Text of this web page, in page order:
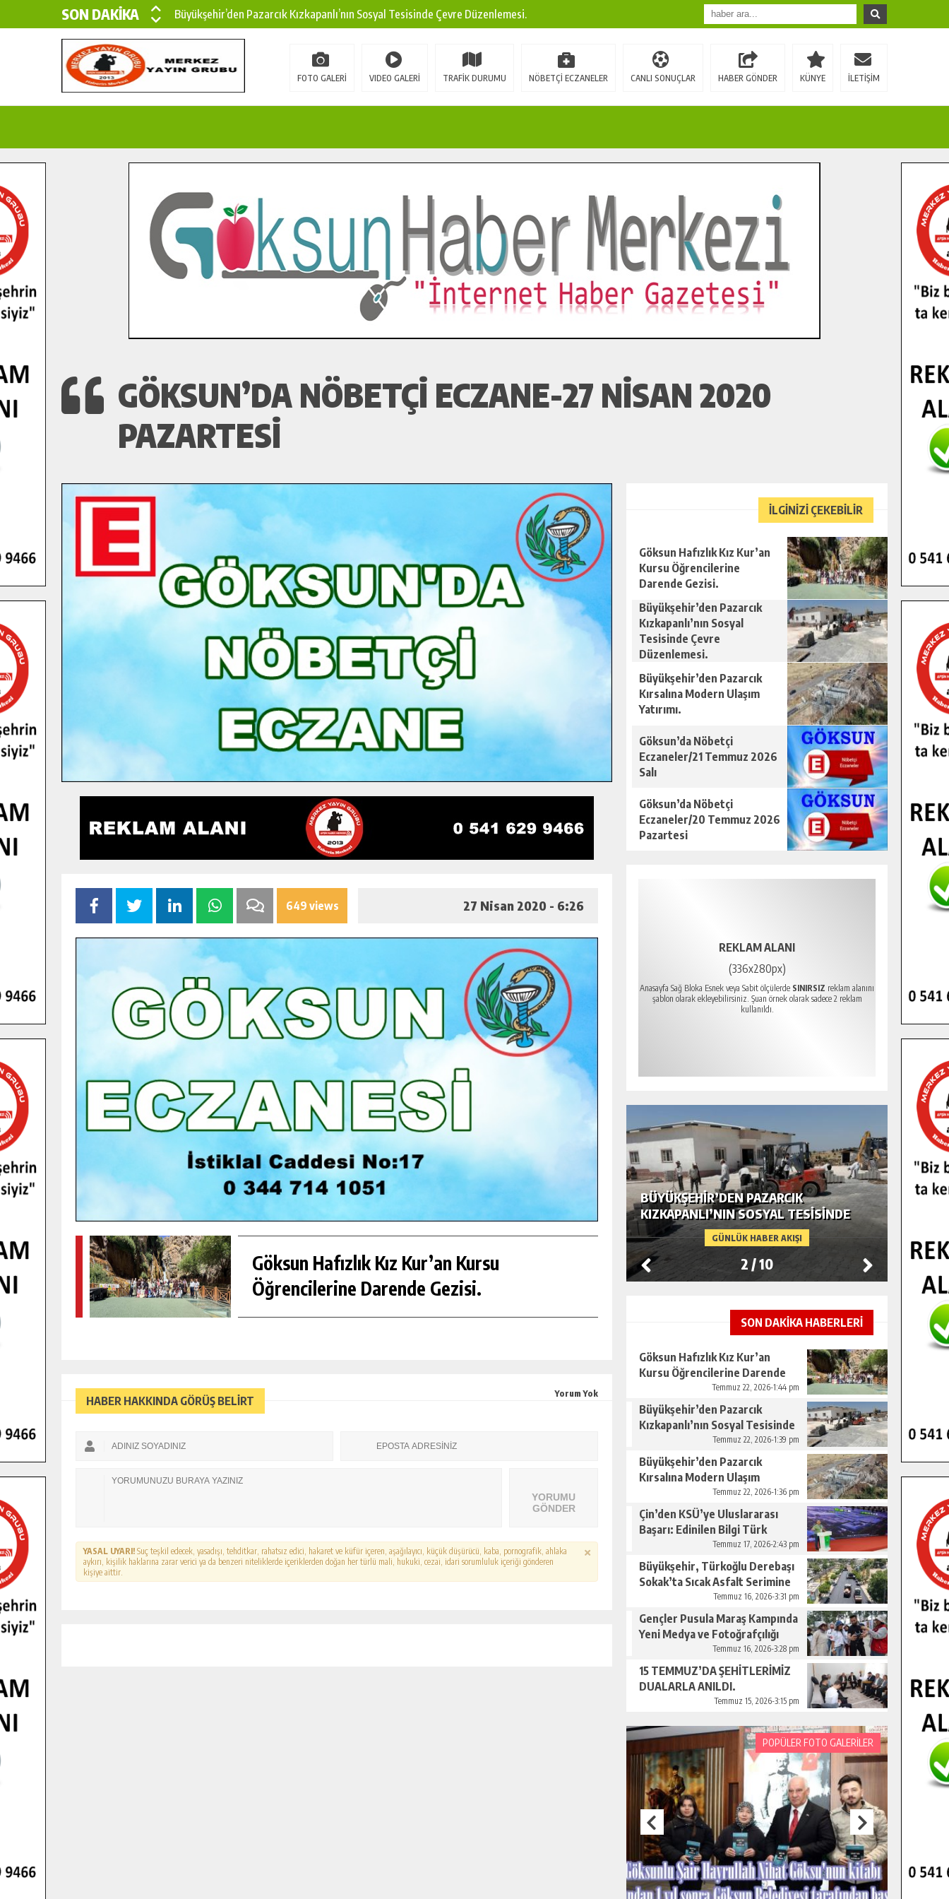
SON DAKİKA
Büyükşehir’den Pazarcık Kızkapanlı’nın Sosyal Tesisinde Çevre Düzenlemesi.
Büyükşehir’den Pazarcık Kırsalına Modern Ulaşım Yatırımı.
Çin’den KSÜ’ye Uluslararası Başarı: Edinilen Bilgi Türk Tarımına Katkı Sağlayacak.
İlçe Jandarma Komutanı Karakaya’dan Başkan Cüce’ye Veda Ziyareti.
Bertiz’in Yeni Köprüsünde Sona Doğru.
FOTO GALERİ VIDEO GALERİ TRAFİK DURUMU NÖBETÇİ ECZANELER CANLI SONUÇLAR HABER GÖNDER KÜNYE İLETİŞİM
GÖKSUN’DA NÖBETÇI ECZANE-27 NISAN 2020
PAZARTESI
649 views 27 Nisan 2020 - 6:26
Göksun Hafızlık Kız Kur’an Kursu
Öğrencilerine Darende Gezisi.
HABER HAKKINDA GÖRÜŞ BELİRT
Yorum Yok
YORUMU
GÖNDER
YASAL UYARI! Suç teşkil edecek, yasadışı, tehditkar, rahatsız edici, hakaret ve küfür içeren, aşağılayıcı, küçük düşürücü, kaba, pornografik, ahlaka
aykırı, kişilik haklarına zarar verici ya da benzeri niteliklerde içeriklerden doğan her türlü mali, hukuki, cezai, idari sorumluluk içeriği gönderen
kişiye aittir.
İLGİNİZİ ÇEKEBİLİR
Göksun Hafızlık Kız Kur’an
Kursu Öğrencilerine
Darende Gezisi.
Büyükşehir’den Pazarcık
Kızkapanlı’nın Sosyal
Tesisinde Çevre
Düzenlemesi.
Büyükşehir’den Pazarcık
Kırsalına Modern Ulaşım
Yatırımı.
Göksun’da Nöbetçi
Eczaneler/21 Temmuz 2026
Salı
Göksun’da Nöbetçi
Eczaneler/20 Temmuz 2026
Pazartesi
REKLAM ALANI
(336x280px)
Anasayfa Sağ Bloka Esnek veya Sabit ölçülerde SINIRSIZ reklam alanını
şablon olarak ekleyebilirsiniz. Şuan örnek olarak sadece 2 reklam
kullanıldı.
GÜNLÜK HABER AKIŞI
GENÇLER PUSULA MARAŞ KAMPINDA
YENI MEDYA VE FOTOĞRAFÇILIĞI
GÜNLÜK HABER AKIŞI
GÖKSUN HAFIZLIK KIZ KUR’AN KURSU
GÜNLÜK HABER AKIŞI
BÜYÜKŞEHIR’DEN PAZARCIK
KIZKAPANLI’NIN SOSYAL TESISINDE
ÇEVRE DÜZENLEMESI.
2 /10
SON DAKİKA HABERLERİ
Göksun Hafızlık Kız Kur’an
Kursu Öğrencilerine Darende
Temmuz 22, 2026-1:44 pm
Büyükşehir’den Pazarcık
Kızkapanlı’nın Sosyal Tesisinde
Çevre Düzenlemesi.Temmuz 22, 2026-1:39 pm
Büyükşehir’den Pazarcık
Kırsalına Modern Ulaşım
Temmuz 22, 2026-1:36 pm
Çin’den KSÜ’ye Uluslararası
Başarı: Edinilen Bilgi Türk
Tarımına Katkı Sağlayacak.
Temmuz 17, 2026-2:43 pm
Büyükşehir, Türkoğlu Derebaşı
Sokak’ta Sıcak Asfalt Serimine
Temmuz 16, 2026-3:31 pm
Gençler Pusula Maraş Kampında
Yeni Medya ve Fotoğrafçılığı
Temmuz 16, 2026-3:28 pm
15 TEMMUZ’DA ŞEHİTLERİMİZ
DUALARLA ANILDI.
Temmuz 15, 2026-3:15 pm
POPÜLER FOTO GALERİLER